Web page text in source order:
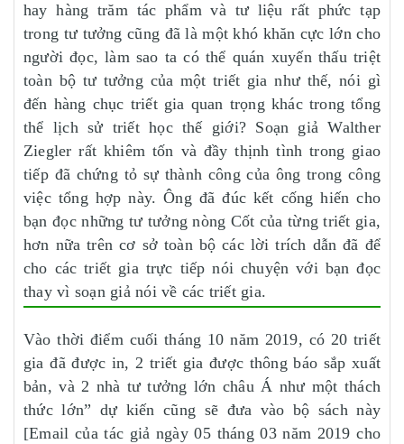
hay hàng trăm tác phẩm và tư liệu rất phức tạp
trong tư tưởng cũng đã là một khó khăn cực lớn cho
người đọc, làm sao ta có thể quán xuyến thấu triệt
toàn bộ tư tưởng của một triết gia như thế, nói gì
đến hàng chục triết gia quan trọng khác trong tổng
thể lịch sử triết học thế giới? Soạn giả Walther
Ziegler rất khiêm tốn và đầy thịnh tình trong giao
tiếp đã chứng tỏ sự thành công của ông trong công
việc tổng hợp này. Ông đã đúc kết cống hiến cho
bạn đọc những tư tưởng nòng Cốt của từng triết gia,
hơn nữa trên cơ sở toàn bộ các lời trích dẫn đã để
cho các triết gia trực tiếp nói chuyện với bạn đọc
thay vì soạn giả nói về các triết gia.
Vào thời điểm cuối tháng 10 năm 2019, có 20 triết
gia đã được in, 2 triết gia được thông báo sắp xuất
bản, và 2 nhà tư tưởng lớn châu Á như một thách
thức lớn” dự kiến cũng sẽ đưa vào bộ sách này
[Email của tác giả ngày 05 tháng 03 năm 2019 cho